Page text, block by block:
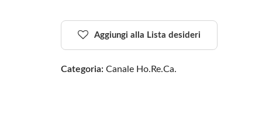
Aggiungi alla Lista desideri
Categoria: Canale Ho.Re.Ca.